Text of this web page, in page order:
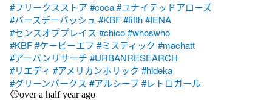
#フリークスストア #coca#ユナイテッドアローズ
#バースデーバッシュ #KBF#fifth#IENA
#センスオブプレイス #chico#whoswho
#KBF#ケービーエフ #ミスティック #machatt
#アーバンリサーチ #URBANRESEARCH
#リエディ #アメリカンホリック #hideka
#グリーンパークス #アルシーブ#レトロガール
over a half year ago